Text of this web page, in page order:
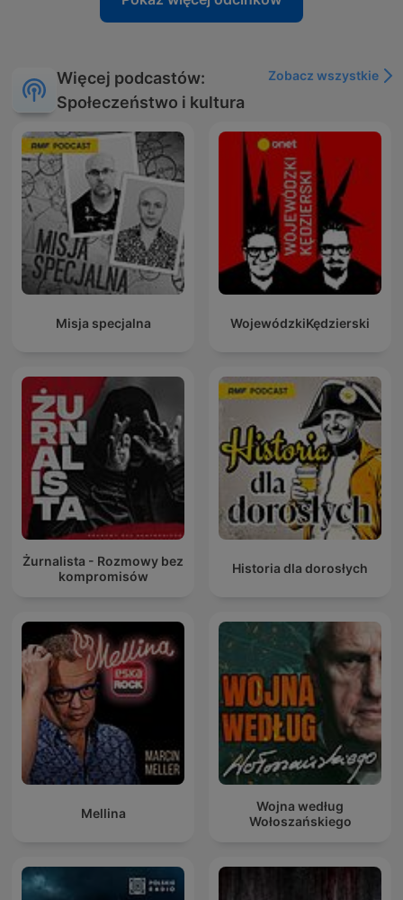
Więcej podcastów:
Społeczeństwo i kultura
Zobacz wszystkie
Misja specjalna WojewódzkiKędzierski
Żurnalista - Rozmowy bez
kompromisów
Historia dla dorosłych
Mellina
Wojna według
Wołoszańskiego